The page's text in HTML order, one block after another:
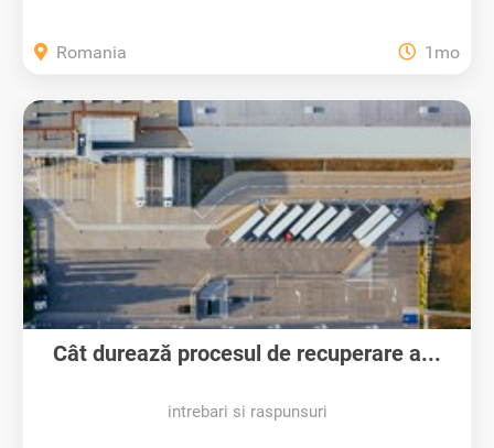
Romania 1mo
Cât durează procesul de recuperare a...
intrebari si raspunsuri